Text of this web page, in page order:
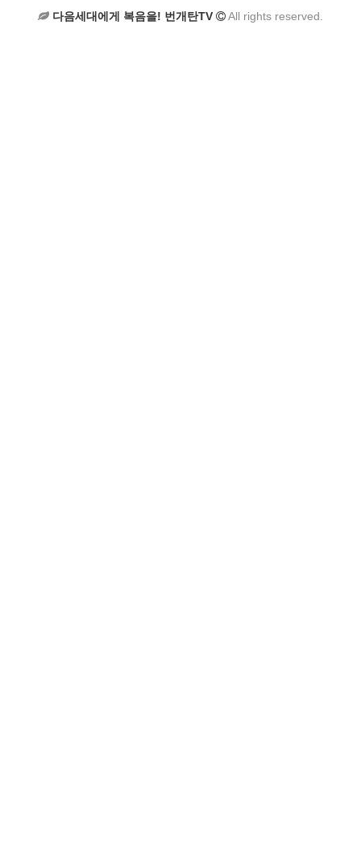
다음세대에게 복음을! 번개탄TV All rights reserved.